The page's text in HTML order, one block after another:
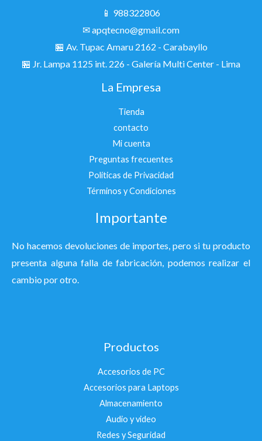
📱 988322806
✉ apqtecno@gmail.com
🏪 Av. Tupac Amaru 2162 - Carabayllo
🏪 Jr. Lampa 1125 int. 226 - Galería Multi Center - Lima
La Empresa
Tienda
contacto
Mi cuenta
Preguntas frecuentes
Políticas de Privacidad
Términos y Condiciones
Importante
No hacemos devoluciones de importes, pero si tu producto
presenta alguna falla de fabricación, podemos realizar el
cambio por otro.
Productos
Accesorios de PC
Accesorios para Laptops
Almacenamiento
Audio y video
Redes y Seguridad